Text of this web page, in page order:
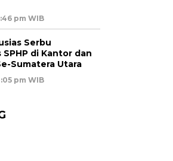
pm WIB
Serbu
di Kantor dan
Sumatera Utara
pm WIB